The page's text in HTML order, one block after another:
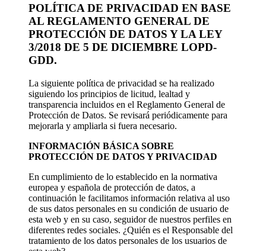
POLÍTICA DE PRIVACIDAD EN BASE
AL REGLAMENTO GENERAL DE
PROTECCIÓN DE DATOS Y LA LEY
3/2018 DE 5 DE DICIEMBRE LOPD-
GDD.
La siguiente política de privacidad se ha realizado
siguiendo los principios de licitud, lealtad y
transparencia incluidos en el Reglamento General de
Protección de Datos. Se revisará periódicamente para
mejorarla y ampliarla si fuera necesario.
INFORMACIÓN BÁSICA SOBRE
PROTECCIÓN DE DATOS Y PRIVACIDAD
En cumplimiento de lo establecido en la normativa
europea y española de protección de datos, a
continuación le facilitamos información relativa al uso
de sus datos personales en su condición de usuario de
esta web y en su caso, seguidor de nuestros perfiles en
diferentes redes sociales. ¿Quién es el Responsable del
tratamiento de los datos personales de los usuarios de